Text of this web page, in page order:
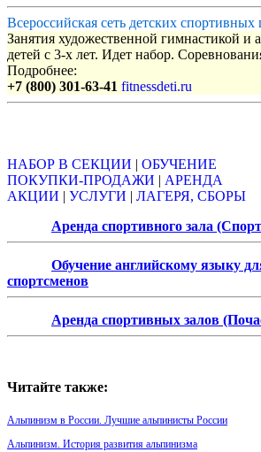
Всероссийская сеть детских
Занятия художественной гимнастикой и
детей с 3-х лет. Идет набор.
Подробнее:
+7 (800) 301-63-41 fitnessdeti.ru
НАБОР В СЕКЦИИ | ОБУЧЕНИЕ
ПОКУПКИ-ПРОДАЖИ | АРЕНДА
АКЦИИ | УСЛУГИ | ЛАГЕРЯ, СБОРЫ
Аренда спортивного зала
Обучение английскому языку
спортсменов
Аренда спортивных залов
Читайте также:
Альпинизм в России. Лучшие альпинисты России
Альпинизм. История развития альпинизма